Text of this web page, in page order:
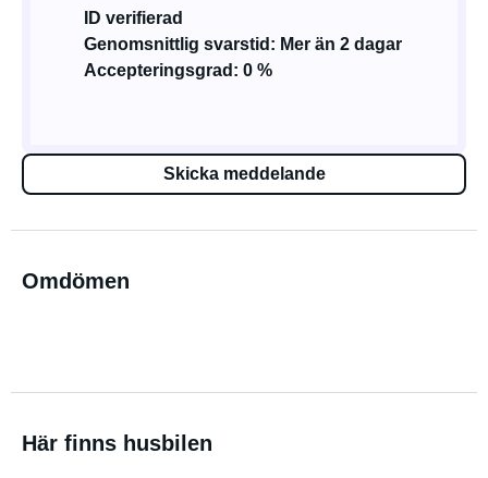
ID verifierad
Genomsnittlig svarstid: Mer än 2 dagar
Accepteringsgrad: 0 %
Skicka meddelande
Omdömen
Här finns husbilen